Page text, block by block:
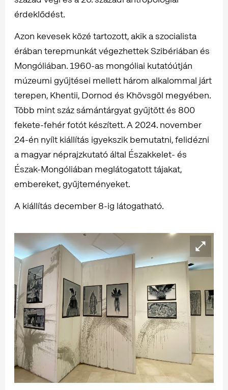
érdeklődést.
Azon kevesek közé tartozott, akik a szocialista
érában terepmunkát végezhettek Szibériában és
Mongóliában. 1960-as mongóliai kutatóútján
múzeumi gyűjtései mellett három alkalommal járt
terepen, Khentii, Dornod és Khövsgöl megyében.
Több mint száz sámántárgyat gyűjtött és 800
fekete-fehér fotót készített. A 2024. november
24-én nyílt kiállítás igyekszik bemutatni, felidézni
a magyar néprajzkutató által Északkelet- és
Észak-Mongóliában meglátogatott tájakat,
embereket, gyűjteményeket.
A kiállítás december 8-ig látogatható.